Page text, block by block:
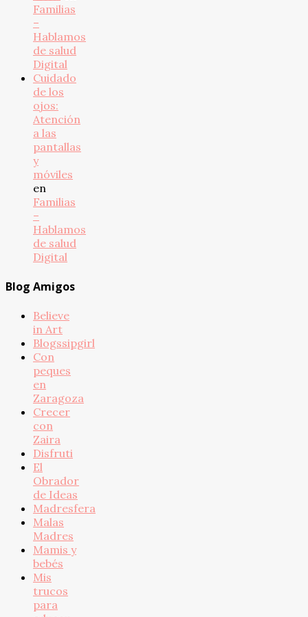
Familias
–
Hablamos
de salud
Digital
Cuidado
de los
ojos:
Atención
a las
pantallas
y
móviles
en
Familias
–
Hablamos
de salud
Digital
Blog Amigos
Believe
in Art
Blogssipgirl
Con
peques
en
Zaragoza
Crecer
con
Zaira
Disfruti
El
Obrador
de Ideas
Madresfera
Malas
Madres
Mamis y
bebés
Mis
trucos
para